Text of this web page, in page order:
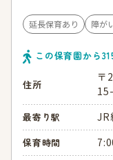
延長保育あり 障が
この保育園から
住所
〒
最寄り駅 JR
保育時間